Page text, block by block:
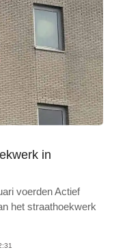
in
voerden Actief
het straathoekwerk